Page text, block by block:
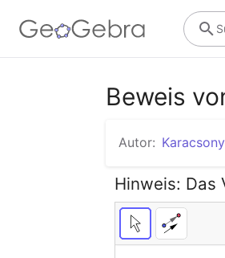
Beweis
Autor:
Hinweis: Das